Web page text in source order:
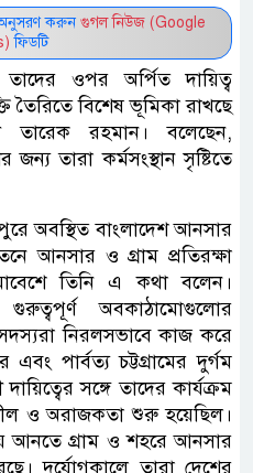
অনুসরণ করুন গুগল নিউজ (Google
ফিডটি
ওপর অর্পিত দায়িত্ব
তৈরিতে বিশেষ ভূমিকা রাখছে
তারেক রহমান। বলেছেন,
জন্য তারা কর্মসংস্থান সৃষ্টিতে
অবস্থিত বাংলাদেশ আনসার
আনসার ও গ্রাম প্রতিরক্ষা
তিনি এ কথা বলেন।
গুরুত্বপূর্ণ অবকাঠামোগুলোর
নিরলসভাবে কাজ করে
পার্বত্য চট্টগ্রামের দুর্গম
সঙ্গে তাদের কার্যক্রম
ও অরাজকতা শুরু হয়েছিল।
আনতে গ্রাম ও শহরে আনসার
দুর্যোগকালে তারা দেশের